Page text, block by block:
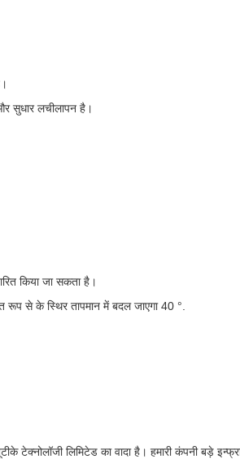
सुधार लचीलापन है।
किया जा सकता है।
रूप से के स्थिर तापमान में बदल जाएगा 40 °.
टेक्नोलॉजी लिमिटेड का वादा है। हमारी कंपनी बड़े